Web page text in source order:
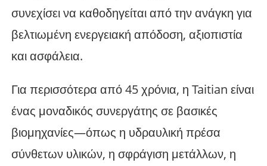
συνεχίσει να καθοδηγείται από την ανάγκη για
βελτιωμένη ενεργειακή απόδοση, αξιοπιστία
και ασφάλεια.
Για περισσότερα από 45 χρόνια, η Taitian είναι
ένας μοναδικός συνεργάτης σε βασικές
βιομηχανίες—όπως η υδραυλική πρέσα
σύνθετων υλικών, η σφράγιση μετάλλων, η